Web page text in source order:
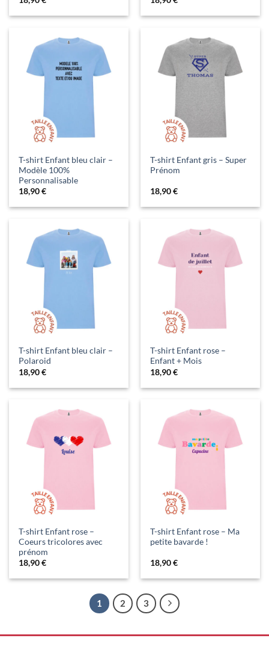
T-shirt Enfant bleu clair –
Modèle 100%
Personnalisable
18,90€
T-shirt Enfant gris – Super
Prénom
18,90€
T-shirt Enfant bleu clair –
Polaroid
18,90€
T-shirt Enfant rose –
Enfant + Mois
18,90€
T-shirt Enfant rose –
Coeurs tricolores avec
prénom
18,90€
T-shirt Enfant rose – Ma
petite bavarde !
18,90€
1 2 3